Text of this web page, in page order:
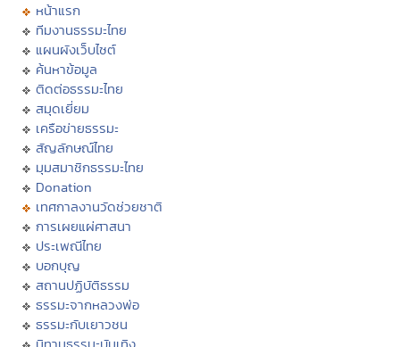
หน้าแรก
ทีมงานธรรมะไทย
แผนผังเว็บไซต์
ค้นหาข้อมูล
ติดต่อธรรมะไทย
สมุดเยี่ยม
เครือข่ายธรรมะ
สัญลักษณ์ไทย
มุมสมาชิกธรรมะไทย
Donation
เทศกาลงานวัดช่วยชาติ
การเผยแผ่ศาสนา
ประเพณีไทย
บอกบุญ
สถานปฏิบัติธรรม
ธรรมะจากหลวงพ่อ
ธรรมะกับเยาวชน